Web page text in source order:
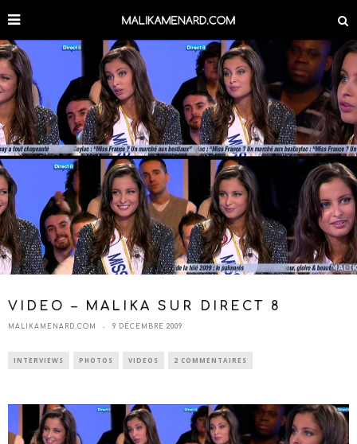
VIDEO – MALIKA SUR DIRECT 8
MALIKAMENARD.COM 9 DÉCEMBRE 2009
INTERVIEWS PHOTOS VIDEOS 2 COMMENTAIRES